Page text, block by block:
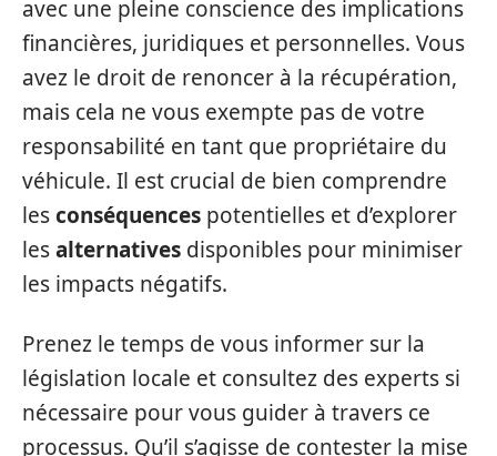
avec une pleine conscience des implications
financières, juridiques et personnelles. Vous
avez le droit de renoncer à la récupération,
mais cela ne vous exempte pas de votre
responsabilité en tant que propriétaire du
véhicule. Il est crucial de bien comprendre
lesconséquences potentielles et d’explorer
lesalternatives disponibles pour minimiser
les impacts négatifs.
Prenez le temps de vous informer sur la
législation locale et consultez des experts si
nécessaire pour vous guider à travers ce
processus. Qu’il s’agisse de contester la mise